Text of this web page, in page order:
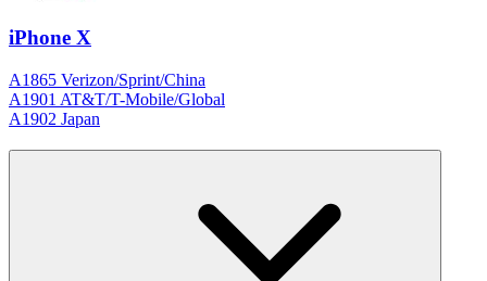
iPhone X
A1865 Verizon/Sprint/China
A1901 AT&T/T-Mobile/Global
A1902 Japan